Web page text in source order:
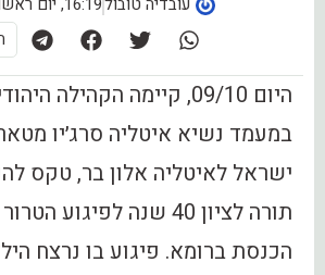
היום 09/10, קיימה הקהילה
במעמד נשיא איטליה סרג׳יו
ישראל לאיטליה אלון בר, טקס
תורה לציון 40 שנה
הכנסת ברומא. פיגוע בו נרצח